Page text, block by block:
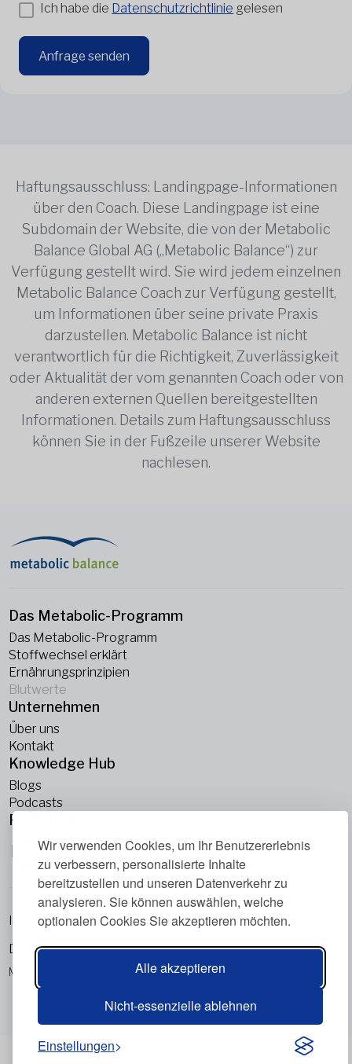
Wir verwenden Cookies, um Ihr Benutzererlebnis
zu verbessern, personalisierte Inhalte
bereitzustellen und unseren Datenverkehr zu
analysieren. Sie können auswählen, welche
optionalen Cookies Sie akzeptieren möchten.
Alle akzeptieren
Nicht-essenzielle ablehnen
Einstellungen
Ich habe die Datenschutzrichtlinie gelesen
Anfrage senden
Haftungsausschluss: Landingpage-Informationen
über den Coach. Diese Landingpage ist eine
Subdomain der Website, die von der Metabolic
Balance Global AG („Metabolic Balance“) zur
Verfügung gestellt wird. Sie wird jedem einzelnen
Metabolic Balance Coach zur Verfügung gestellt,
um Informationen über seine private Praxis
darzustellen. Metabolic Balance ist nicht
verantwortlich für die Richtigkeit, Zuverlässigkeit
oder Aktualität der vom genannten Coach oder von
anderen externen Quellen bereitgestellten
Informationen. Details zum Haftungsausschluss
können Sie in der Fußzeile unserer Website
nachlesen.
Das Metabolic-Programm
Das Metabolic-Programm
Stoffwechsel erklärt
Ernährungsprinzipien
Blutwerte
Unternehmen
Über uns
Kontakt
Knowledge Hub
Blogs
Podcasts
Folge uns
Metabolic Balance Global AG © 2026. Alle Rechte vorbehalten.
Impressum
Datenschutzrichtlinie